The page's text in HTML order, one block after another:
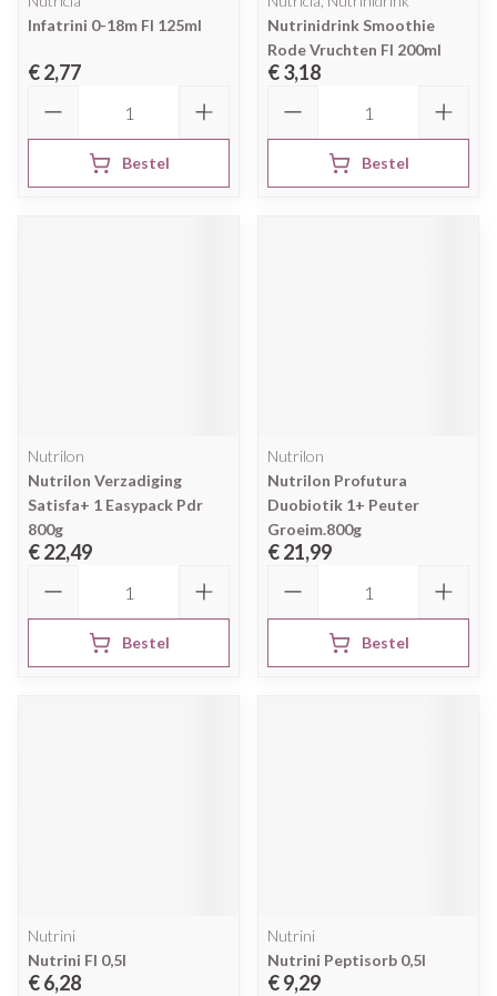
Infatrini 0-18m Fl 125ml
€ 2,77
Bestel
Nutrinidrink Smoothie
Rode Vruchten Fl 200ml
€ 3,18
Bestel
Nutrilon
Nutrilon Verzadiging
Satisfa+ 1 Easypack Pdr
800g
€ 22,49
Bestel
Nutrilon
Nutrilon Profutura
Duobiotik 1+ Peuter
Groeim.800g
€ 21,99
Bestel
Nutrini
Nutrini Fl 0,5l
€ 6,28
Nutrini
Nutrini Peptisorb 0,5l
€ 9,29